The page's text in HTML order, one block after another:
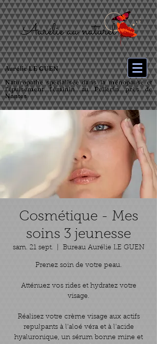
Aurélie LE GUEN
Naturopathe spécialisée dans la ménopause et
l’épuisement féminin au Pellerin près de
Nantes
Cosmétique - Mes
soins 3 jeunesse
sam. 21 sept. Bureau Aurélie LE GUEN
Prenez soin de votre peau.
Atténuez vos rides et hydratez votre
visage.
Réalisez votre crème visage aux actifs
repulpants à l'aloé véra et à l'acide
hyaluronique, un sérum bonne mine et